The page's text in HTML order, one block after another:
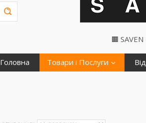
🟧
Головна Товари і Послуги